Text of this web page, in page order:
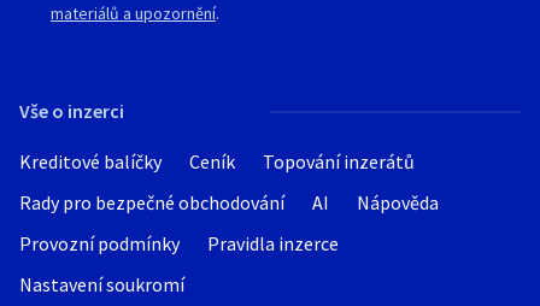
Vše o inzerci
Kreditové balíčky Ceník
Topování inzerátů
Rady pro bezpečné obchodování
AI
Nápověda
Provozní podmínky
Pravidla inzerce
Nastavení soukromí
materiálů a upozornění.